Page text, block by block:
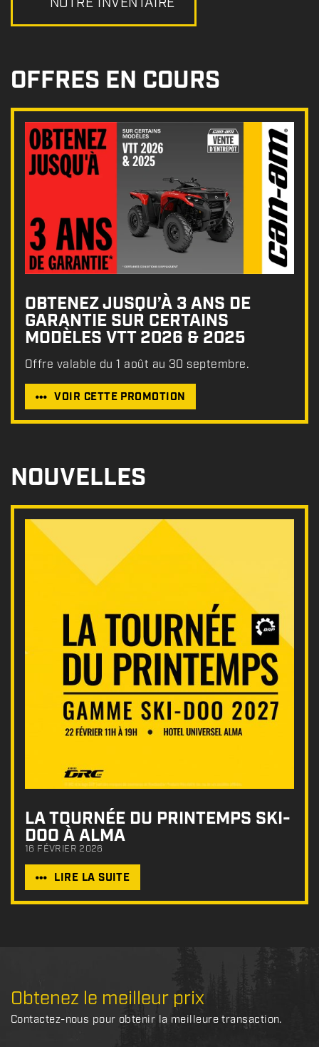
OFFRES EN COURS
OBTENEZ JUSQU’À 3 ANS DE
GARANTIE SUR CERTAINS
MODÈLES VTT 2026 & 2025
Offre valable du 1 août au 30 septembre.
VOIR CETTE PROMOTION
NOUVELLES
LA TOURNÉE DU PRINTEMPS SKI-
DOO À ALMA
16 FÉVRIER 2026
LIRE LA SUITE
Obtenez le meilleur prix
Contactez-nous pour obtenir la meilleure transaction.